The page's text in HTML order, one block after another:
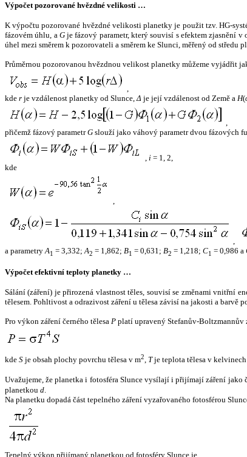
Výpočet pozorované hvězdné velikosti …
K výpočtu pozorované hvězdné velikosti planetky je použit tzv. HG-
fázovém úhlu, a Gje fázový parametr, který souvisí s efektem zjasnění
úhel mezi směrem k pozorovateli a směrem ke Slunci, měřený od
Průměrnou pozorovanou hvězdnou velikost planetky můžeme vyjádřit
,
kde r je vzdálenost planetky od Slunce,Δ je její vzdálenost od Země a H(
,
přičemž fázový parametrG slouží jako váhový parametr dvou fázových
, i = 1, 2,
kde
,
,
a parametryA1 = 3,332;A2 = 1,862; B1 = 0,631; B2 = 1,218; C1 = 0,986 a
Výpočet efektivní teploty planetky …
Sálání (záření) je přirozená vlastnost těles, souvisí se změnami vnitřní
tělesem. Pohltivost a odrazivost záření u tělesa závisí na jakosti a barvě
Pro výkon záření černého tělesa P platí upravený Stefanův-Boltzmannův
kde S je obsah plochy povrchu tělesa v m2, Tje teplota tělesa v kelvinech
Uvažujeme, že planetka i fotosféra Slunce vysílají i přijímají záření jako
planetkou d.
Na planetku dopadá část tepelného záření vyzařovaného fotosférou
Tepelný výkon přijímaný planetkou od fotosféry Slunce je